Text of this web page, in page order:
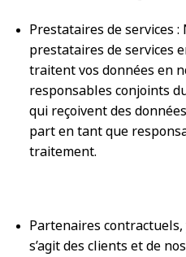
Prestataires de services
prestataires de services
traitent vos données en
responsables conjoints
qui reçoivent des
part en tant que
traitement.
Partenaires contractuels,
s’agit des clients et de